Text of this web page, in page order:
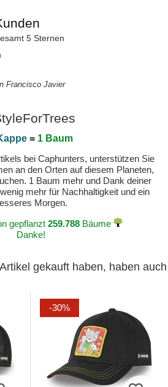
5 Sternen
Francisco Javier
= 1 Baum
bei Caphunters, unterstützen Sie
an den Orten auf diesem Planeten,
1 Baum mehr und Dank deiner
mehr für Nachhaltigkeit und ein
Morgen.
gepflanzt 259.788Bäume
Danke!
gekauft haben, haben auch
-30%